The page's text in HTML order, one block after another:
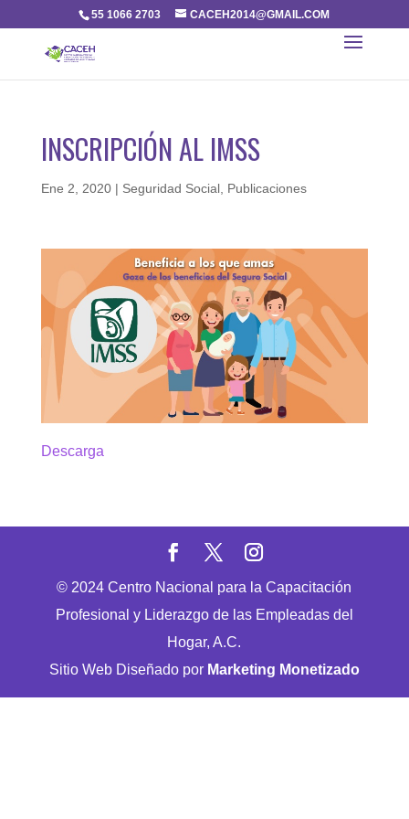
55 1066 2703 CACEH2014@GMAIL.COM
INSCRIPCIÓN AL IMSS
Ene 2, 2020| Seguridad Social, Publicaciones
Descarga
© 2024 Centro Nacional para la Capacitación
Profesional y Liderazgo de las Empleadas del
Hogar, A.C.
Sitio Web Diseñado por Marketing Monetizado